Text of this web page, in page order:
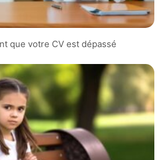
que votre CV est dépassé